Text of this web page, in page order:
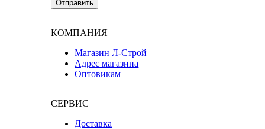
КОМПАНИЯ
Магазин Л-Строй
Адрес магазина
Оптовикам
СЕРВИС
Доставка